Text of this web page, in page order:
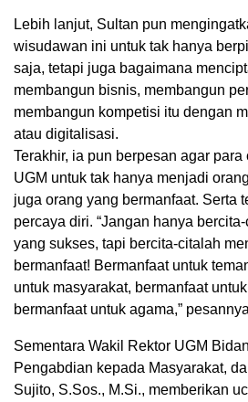
Lebih lanjut, Sultan pun
wisudawan ini untuk tak hanya
saja, tetapi juga bagaimana
membangun bisnis, membangun
membangun kompetisi itu dengan
atau digitalisasi.
Terakhir, ia pun berpesan agar
UGM untuk tak hanya menjadi
juga orang yang bermanfaat. Serta
percaya diri. “Jangan hanya
yang sukses, tapi bercita-citalah
bermanfaat! Bermanfaat untuk
untuk masyarakat, bermanfaat
bermanfaat untuk agama,”
Sementara Wakil Rektor UGM
Pengabdian kepada Masyarakat,
Sujito, S.Sos., M.Si., memberikan